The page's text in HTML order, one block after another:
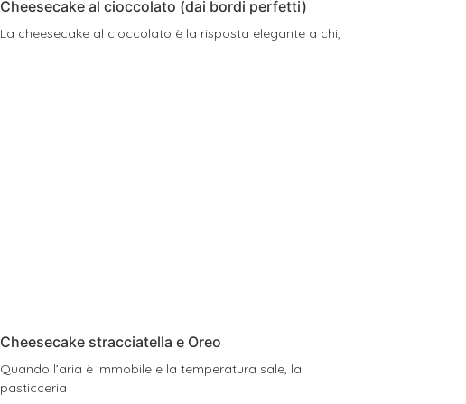
Cheesecake al cioccolato (dai bordi perfetti)
La cheesecake al cioccolato è la risposta elegante a chi,
Cheesecake stracciatella e Oreo
Quando l’aria è immobile e la temperatura sale, la
pasticceria